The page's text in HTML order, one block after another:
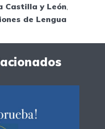
Castilla y León,
de Lengua